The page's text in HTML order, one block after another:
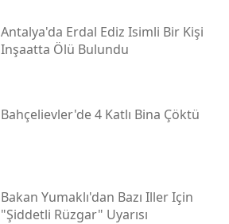
Antalya'da Erdal Ediz Isimli Bir Kişi
Inşaatta Ölü Bulundu
Bahçelievler'de 4 Katlı Bina Çöktü
Bakan Yumaklı'dan Bazı Iller Için
"şiddetli Rüzgar" Uyarısı